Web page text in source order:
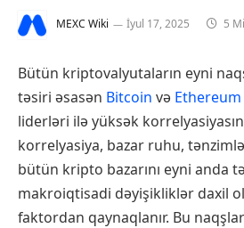
MEXC Wiki İyul 17, 2025 5
Bütün kriptovalyutaların eyni
təsiri əsasən Bitcoin və Ethereum
liderləri ilə yüksək
korrelyasiya, bazar ruhu,
bütün kripto bazarını eyni anda
makroiqtisadi dəyişikliklər daxil
faktordan qaynaqlanır. Bu